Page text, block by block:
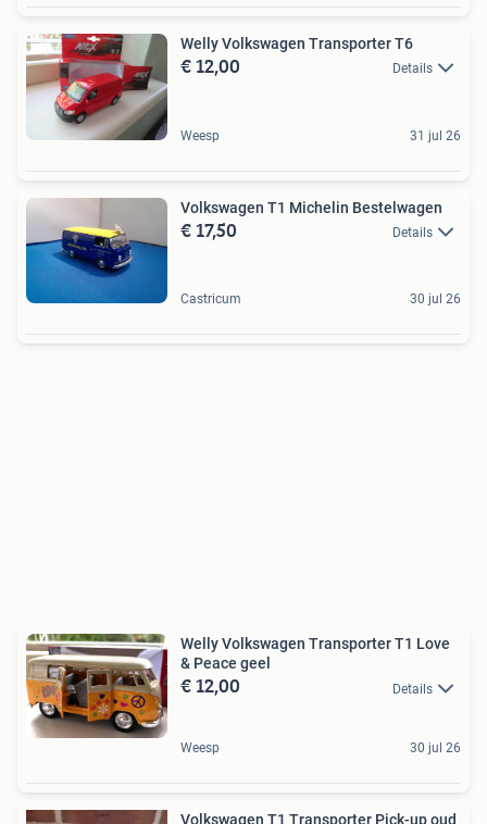
Welly Volkswagen Transporter T6
€ 12,00 Details
Weesp 31 jul 26
Volkswagen T1 Michelin Bestelwagen
€ 17,50 Details
Castricum 30 jul 26
Welly Volkswagen Transporter T1 Love
& Peace geel
€ 12,00 Details
Weesp 30 jul 26
Volkswagen T1 Transporter Pick-up oud